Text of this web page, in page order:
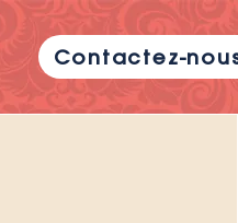
Contactez-